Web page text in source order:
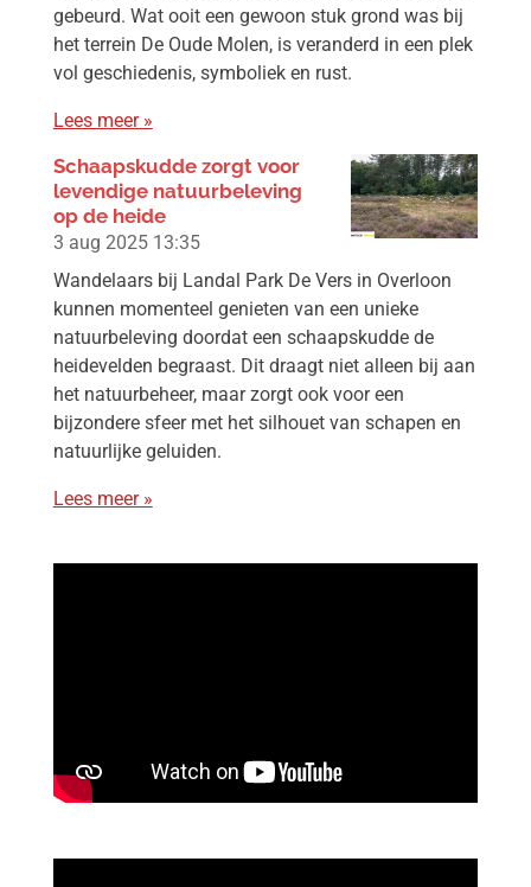
gebeurd. Wat ooit een gewoon stuk grond was bij
het terrein De Oude Molen, is veranderd in een plek
vol geschiedenis, symboliek en rust.
Lees meer »
Schaapskudde zorgt voor
levendige natuurbeleving
op de heide
3 aug 2025 13:35
Wandelaars bij Landal Park De Vers in Overloon
kunnen momenteel genieten van een unieke
natuurbeleving doordat een schaapskudde de
heidevelden begraast. Dit draagt niet alleen bij aan
het natuurbeheer, maar zorgt ook voor een
bijzondere sfeer met het silhouet van schapen en
natuurlijke geluiden.
Lees meer »